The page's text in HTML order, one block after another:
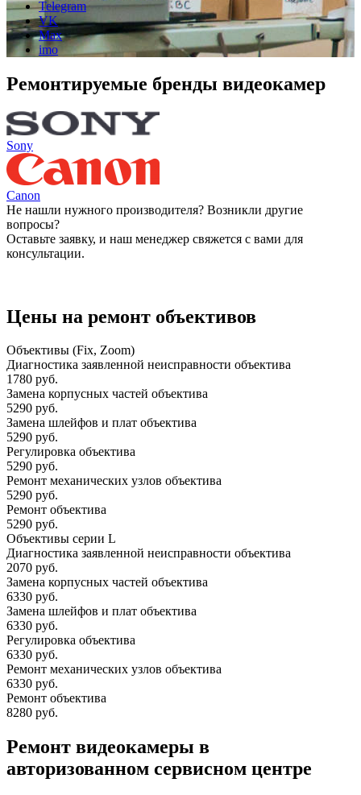
Telegram
VK
Max
imo
Ремонтируемые бренды видеокамер
Sony
Canon
Не нашли нужного производителя? Возникли другие
вопросы?
Оставьте заявку, и наш менеджер свяжется с вами для
консультации.
Цены на ремонт объективов
Объективы (Fix, Zoom)
Диагностика заявленной неисправности объектива
1780 руб.
Замена корпусных частей объектива
5290 руб.
Замена шлейфов и плат объектива
5290 руб.
Регулировка объектива
5290 руб.
Ремонт механических узлов объектива
5290 руб.
Ремонт объектива
5290 руб.
Объективы серии L
Диагностика заявленной неисправности объектива
2070 руб.
Замена корпусных частей объектива
6330 руб.
Замена шлейфов и плат объектива
6330 руб.
Регулировка объектива
6330 руб.
Ремонт механических узлов объектива
6330 руб.
Ремонт объектива
8280 руб.
Ремонт видеокамеры в
авторизованном сервисном центре